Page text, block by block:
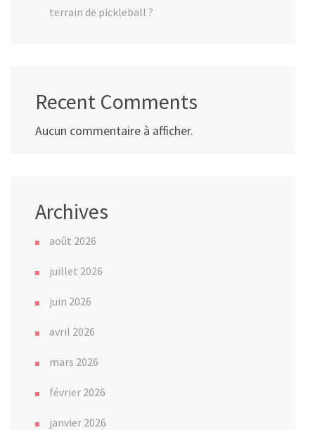
terrain de pickleball ?
Recent Comments
Aucun commentaire à afficher.
Archives
août 2026
juillet 2026
juin 2026
avril 2026
mars 2026
février 2026
janvier 2026